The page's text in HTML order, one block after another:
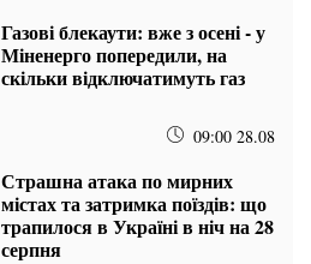
Газові блекаути: вже з осені - у
Міненерго попередили, на
скільки відключатимуть газ
09:00 28.08
Страшна атака по мирних
містах та затримка поїздів: що
трапилося в Україні в ніч на 28
серпня